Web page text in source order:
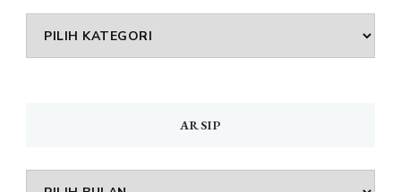
DAFTAR
MENU
ARSIP
Arsip